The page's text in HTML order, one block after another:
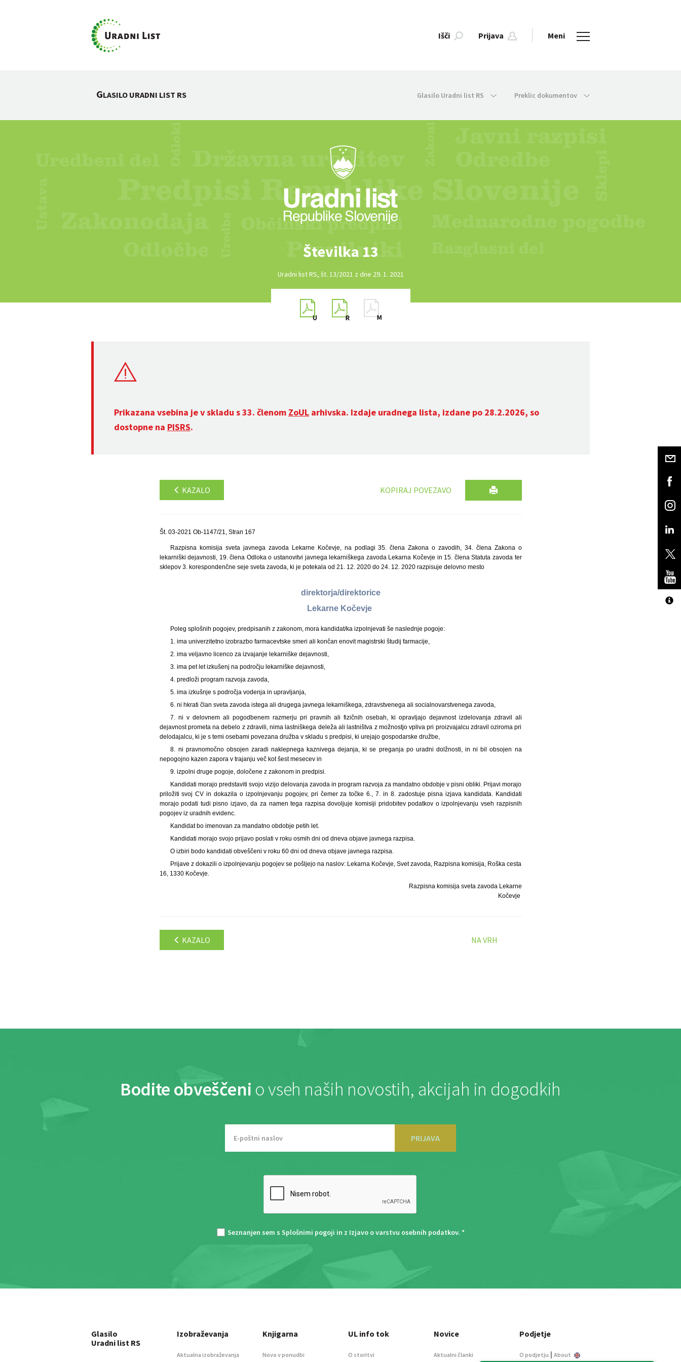
Išči Prijava Meni
GLASILO URADNI LIST RS Glasilo Uradni list RS Preklic dokumentov
Številka 13
Uradni list RS, št. 13/2021 z dne 29. 1. 2021
Prikazana vsebina je v skladu s 33. členom ZoUL arhivska. Izdaje uradnega lista, izdane po 28.2.2026, so
dostopne na PISRS.
KAZALO KOPIRAJ POVEZAVO
Št. 03-2021 Ob-1147/21, Stran 167
Razpisna komisija sveta javnega zavoda Lekarne Kočevje, na podlagi 35. člena Zakona o zavodih, 34. člena Zakona o
lekarniški dejavnosti, 19. člena Odloka o ustanovitvi javnega lekarniškega zavoda Lekarna Kočevje in 15. člena Statuta zavoda ter
sklepov 3. korespondenčne seje sveta zavoda, ki je potekala od 21. 12. 2020 do 24. 12. 2020 razpisuje delovno mesto
direktorja/direktorice
Lekarne Kočevje
Poleg splošnih pogojev, predpisanih z zakonom, mora kandidat/ka izpolnjevati še naslednje pogoje:
1. ima univerzitetno izobrazbo farmacevtske smeri ali končan enovit magistrski študij farmacije,
2. ima veljavno licenco za izvajanje lekarniške dejavnosti,
3. ima pet let izkušenj na področju lekarniške dejavnosti,
4. predloži program razvoja zavoda,
5. ima izkušnje s področja vodenja in upravljanja,
6. ni hkrati član sveta zavoda istega ali drugega javnega lekarniškega, zdravstvenega ali socialnovarstvenega zavoda,
7. ni v delovnem ali pogodbenem razmerju pri pravnih ali fizičnih osebah, ki opravljajo dejavnost izdelovanja zdravil ali
dejavnost prometa na debelo z zdravili, nima lastniškega deleža ali lastništva z možnostjo vpliva pri proizvajalcu zdravil oziroma pri
delodajalcu, ki je s temi osebami povezana družba v skladu s predpisi, ki urejajo gospodarske družbe,
8. ni pravnomočno obsojen zaradi naklepnega kaznivega dejanja, ki se preganja po uradni dolžnosti, in ni bil obsojen na
nepogojno kazen zapora v trajanju več kot šest mesecev in
9. izpolni druge pogoje, določene z zakonom in predpisi.
Kandidati morajo predstaviti svojo vizijo delovanja zavoda in program razvoja za mandatno obdobje v pisni obliki. Prijavi morajo
priložiti svoj CV in dokazila o izpolnjevanju pogojev, pri čemer za točke 6., 7. in 8. zadostuje pisna izjava kandidata. Kandidati
morajo podati tudi pisno izjavo, da za namen tega razpisa dovoljuje komisiji pridobitev podatkov o izpolnjevanju vseh razpisnih
pogojev iz uradnih evidenc.
Kandidat bo imenovan za mandatno obdobje petih let.
Kandidati morajo svojo prijavo poslati v roku osmih dni od dneva objave javnega razpisa.
O izbiri bodo kandidati obveščeni v roku 60 dni od dneva objave javnega razpisa.
Prijave z dokazili o izpolnjevanju pogojev se pošljejo na naslov: Lekarna Kočevje, Svet zavoda, Razpisna komisija, Roška cesta
16, 1330 Kočevje.
Razpisna komisija sveta zavoda Lekarne
Kočevje
KAZALO NA VRH
Bodite obveščeni o vseh naših novostih, akcijah in dogodkih
PRIJAVA
Seznanjen sem s Splošnimi pogoji in z Izjavo o varstvu osebnih podatkov. *
Glasilo
Uradni list RS
Izobraževanja
Aktualna izobraževanja
Knjigarna
Novo v ponudbi
UL info tok
O storitvi
Novice
Aktualni članki
Podjetje
O podjetju | About